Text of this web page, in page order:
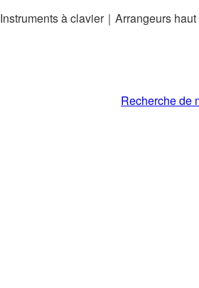
Instruments à clavier｜Arrangeurs
Recherche de